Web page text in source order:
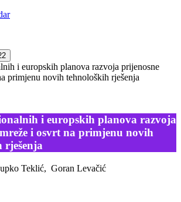
i europskih planova razvoja prijenosne
primjenu novih tehnoloških rješenja
i europskih planova razvoja
i osvrt na primjenu novih
rješenja
Teklić, Goran Levačić